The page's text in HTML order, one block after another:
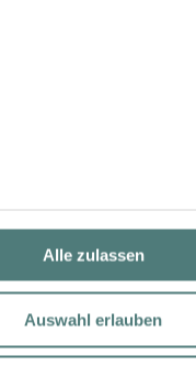
Alle zulassen
Auswahl erlauben